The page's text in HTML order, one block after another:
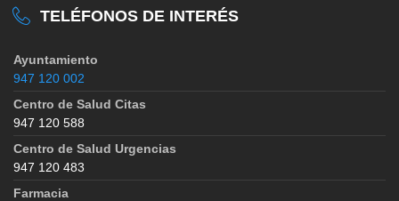
TELÉFONOS DE INTERÉS
Ayuntamiento
947 120 002
Centro de Salud Citas
947 120 588
Centro de Salud Urgencias
947 120 483
Farmacia